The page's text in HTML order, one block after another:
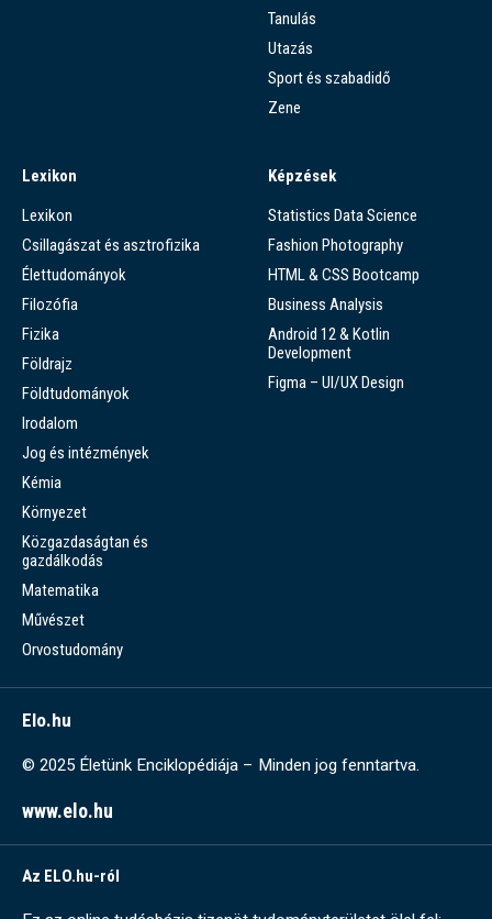
Tanulás
Utazás
Sport és szabadidő
Zene
Lexikon
Lexikon
Csillagászat és asztrofizika
Élettudományok
Filozófia
Fizika
Földrajz
Földtudományok
Irodalom
Jog és intézmények
Kémia
Környezet
Közgazdaságtan és
gazdálkodás
Matematika
Művészet
Orvostudomány
Képzések
Statistics Data Science
Fashion Photography
HTML & CSS Bootcamp
Business Analysis
Android 12 & Kotlin
Development
Figma – UI/UX Design
Elo.hu
© 2025 Életünk Enciklopédiája – Minden jog fenntartva.
www.elo.hu
Az ELO.hu-ról